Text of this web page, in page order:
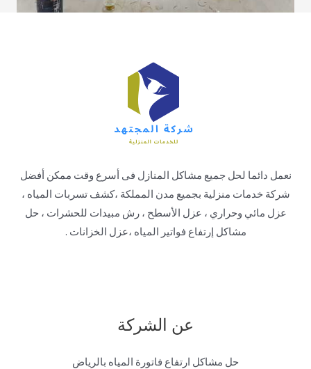
نعمل دائما لحل جميع مشاكل المنازل فى أسرع وقت ممكن أفضل
شركة خدمات منزلية بجميع مدن المملكة ،كشف تسربات المياه ،
عزل مائي وحراري ، عزل الأسطح ، رش مبيدات للحشرات ، حل
مشاكل إرتفاع فواتير المياه ،عزل الخزانات .
عن الشركة
حل مشاكل ارتفاع فاتورة المياه بالرياض